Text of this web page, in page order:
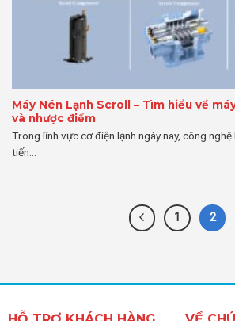
Máy Nén Lạnh Scroll – Tìm hiểu về
và nhược điểm
Trong lĩnh vực cơ điện lạnh ngày nay, công
tiến...
1 2